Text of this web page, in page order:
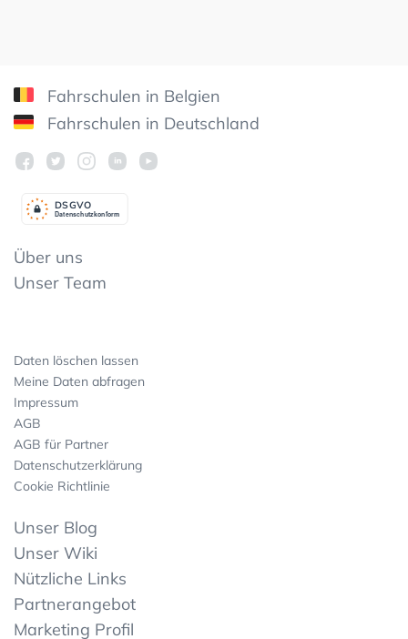
Fahrschulen in Belgien
Fahrschulen in Deutschland
Datenschutzkonform
DSGVO
Über uns
Unser Team
Daten löschen lassen
Meine Daten abfragen
Impressum
AGB
AGB für Partner
Datenschutzerklärung
Cookie Richtlinie
Unser Blog
Unser Wiki
Nützliche Links
Partnerangebot
Marketing Profil